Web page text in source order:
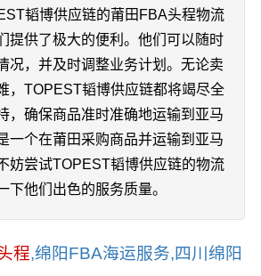
韬博供应链的莆田FBA头程物流
提供了极大的便利。他们可以随时
况，并及时调整业务计划。无论卖
，TOPEST韬博供应链都将竭尽全
，确保商品准时准确地运输到亚马
一个在莆田采购商品并运输到亚马
妨尝试TOPEST韬博供应链的物流
下他们出色的服务质量。
程,绵阳FBA海运服务,四川绵阳